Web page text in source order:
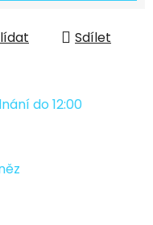
Sdílet
do 12:00